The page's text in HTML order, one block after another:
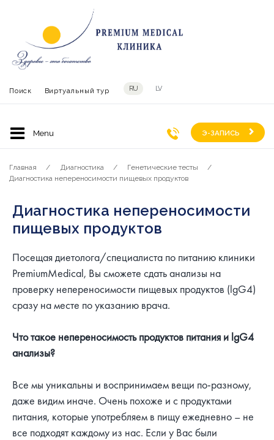
Поиск Виртуальный тур RU LV
Э-ЗАПИСЬ
Главная Диагностика
Генетические тесты
Диагностика непереносимости пищевых продуктов
Диагностика непереносимости
пищевых продуктов
Посещая диетолога/специалиста по питанию клиники
PremiumMedical, Вы сможете сдать анализы на
проверку непереносимости пищевых продуктов (lgG4)
сразу на месте по указанию врача.
Что такое непереносимость продуктов питания и lgG4
анализы?
Все мы уникальны и воспринимаем вещи по-разному,
даже видим иначе. Очень похоже и с продуктами
питания, которые употребляем в пищу ежедневно – не
все подходят каждому из нас. Если у Вас были